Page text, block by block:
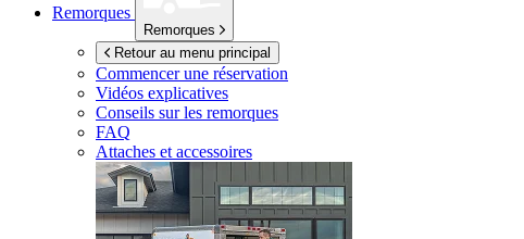
Remorques
Remorques
Retour au menu principal
Commencer une réservation
Vidéos explicatives
Conseils sur les remorques
FAQ
Attaches et accessoires